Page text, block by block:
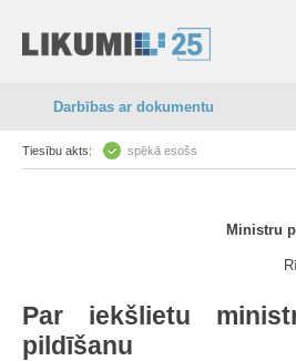
Darbības ar dokumentu
Tiesību akts: spēkā esošs
Ministru
Par iekšlietu
pildīšanu